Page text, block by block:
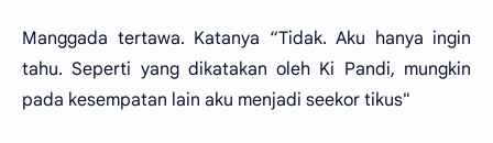
Manggada tertawa. Katanya “Tidak. Aku hanya ingin
tahu. Seperti yang dikatakan oleh Ki Pandi, mungkin
pada kesempatan lain aku menjadi seekor tikus"